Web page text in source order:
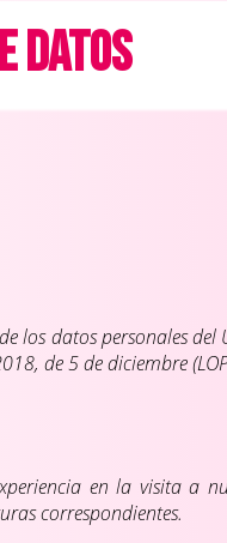
Datos
los datos personales
de 5 de diciembre
en la visita
correspondientes.